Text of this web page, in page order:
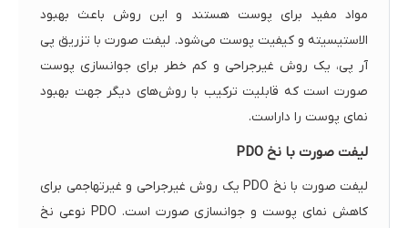
مواد مفید برای پوست هستند و این روش باعث بهبود
الاستیسیته و کیفیت پوست می‌شود. لیفت صورت با تزریق پی
آر پی، یک روش غیرجراحی و کم خطر برای جوانسازی پوست
صورت است که قابلیت ترکیب با روش‌های دیگر جهت بهبود
نمای پوست را داراست.
لیفت صورت با نخ PDO
لیفت صورت با نخ PDO یک روش غیرجراحی و غیرتهاجمی برای
کاهش نمای پوست و جوانسازی صورت است. PDO نوعی نخ